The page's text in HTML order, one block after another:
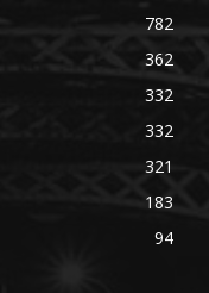
782
362
332
332
321
183
94